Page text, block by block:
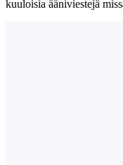
kuuloisia ääniviestejä